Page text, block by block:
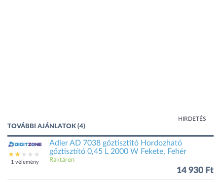
HIRDETÉS
TOVÁBBI AJÁNLATOK (4)
1 vélemény
Adler AD 7038 gőztisztító Hordozható
gőztisztító 0,45 L 2000 W Fekete, Fehér
Raktáron
14 930 Ft